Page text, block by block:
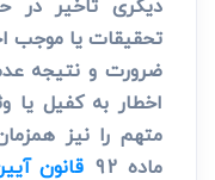
تحقیقات یا موجب
ضرورت و نتیجه
اخطار به کفیل یا
ماده 92
قانون